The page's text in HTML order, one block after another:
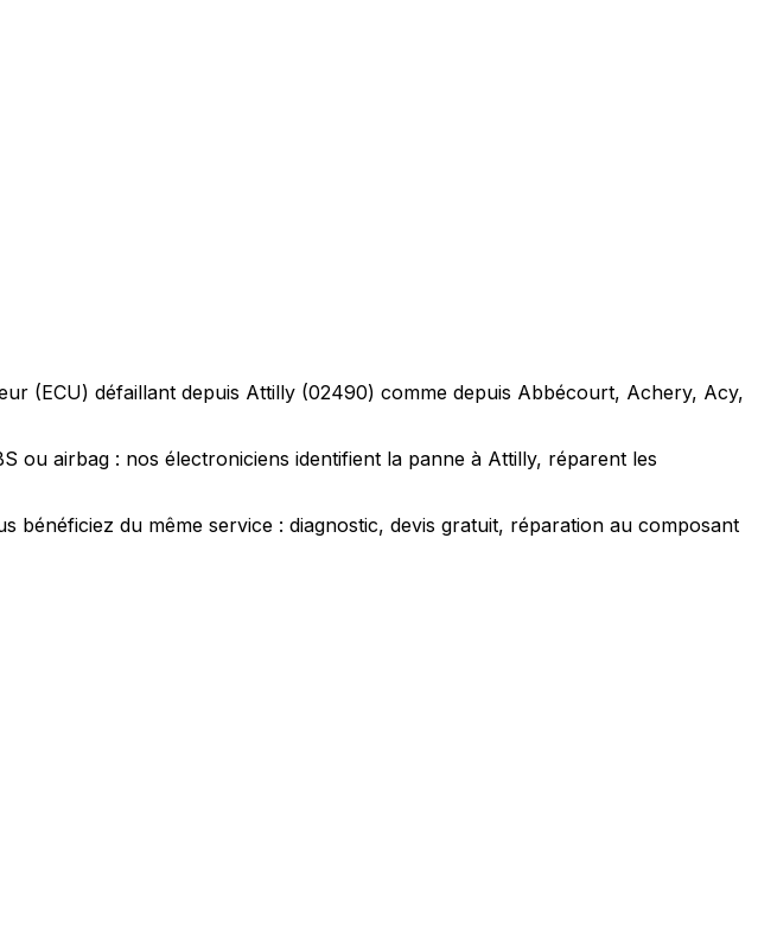
(ECU) défaillant depuis Attilly (02490) comme depuis Abbécourt, Achery, Acy,
ou airbag : nos électroniciens identifient la panne à Attilly, réparent les
du même service : diagnostic, devis gratuit, réparation au composant